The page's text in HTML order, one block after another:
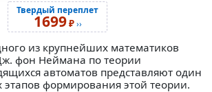
Твердый переплет
1699₽››
из крупнейших математиков
фон Неймана по теории
автоматов представляют один
этапов формирования этой теории.